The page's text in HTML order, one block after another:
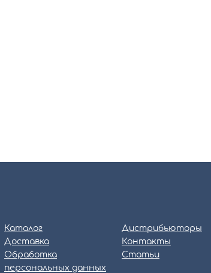
Каталог Дистрибьюторы
Доставка
Контакты
Обработка
персональных данных
Статьи